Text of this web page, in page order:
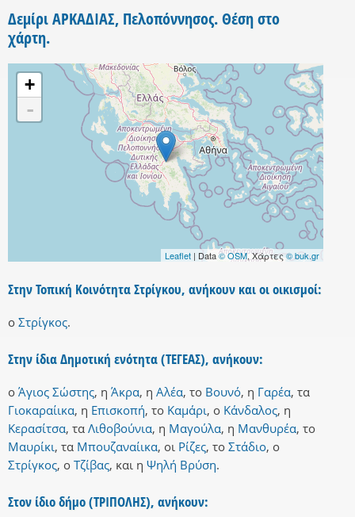
Δεμίρι ΑΡΚΑΔΙΑΣ, Πελοπόννησος. Θέση στο
χάρτη.
+
-
Leaflet | Data© OSM, Χάρτες© buk.gr
Στην Τοπική Κοινότητα Στρίγκου, ανήκουν και οι οικισμοί:
ο Στρίγκος.
Στην ίδια Δημοτική ενότητα (ΤΕΓΕΑΣ), ανήκουν:
ο Άγιος Σώστης, η Άκρα, η Αλέα, το Βουνό, η Γαρέα, τα
Γιοκαραίικα, η Επισκοπή, το Καμάρι, ο Κάνδαλος, η
Κερασίτσα, τα Λιθοβούνια, η Μαγούλα, η Μανθυρέα, το
Μαυρίκι, τα Μπουζαναίικα, οι Ρίζες, το Στάδιο, ο
Στρίγκος, ο Τζίβας, και η Ψηλή Βρύση.
Στον ίδιο δήμο (ΤΡΙΠΟΛΗΣ), ανήκουν: